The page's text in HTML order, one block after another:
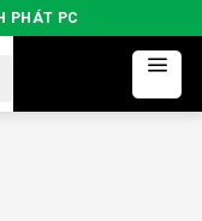
PHÁT PC